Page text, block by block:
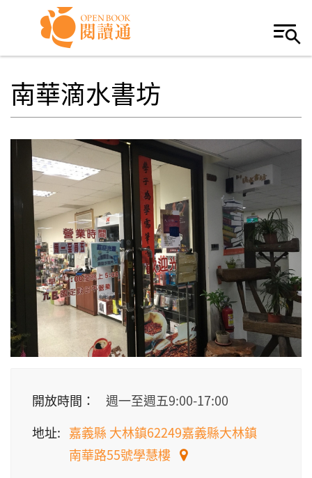
Skip to navigation
移至主內容
南華滴水書坊
開放時間：
週一至週五9:00-17:00
地址: 嘉義縣 大林鎮62249嘉義縣大林鎮
南華路55號學慧樓